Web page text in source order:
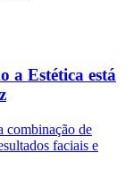
a Estética está
combinação de
faciais e